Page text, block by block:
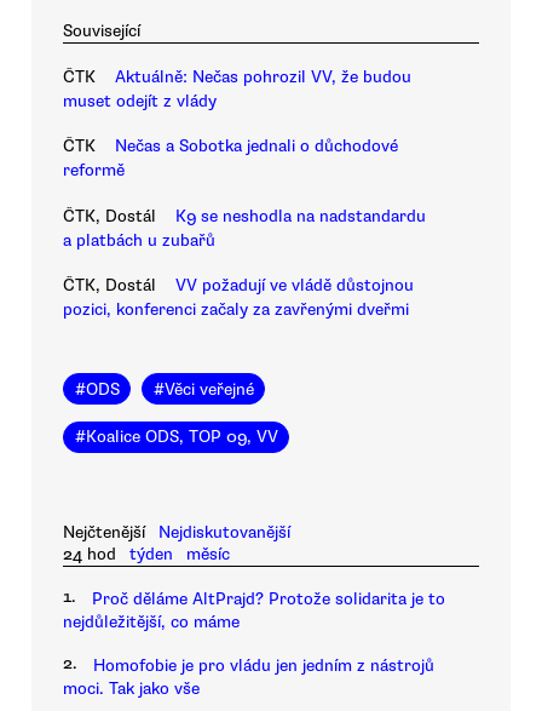
Související
ČTK
Aktuálně: Nečas pohrozil VV, že budou
muset odejít z vlády
ČTK
Nečas a Sobotka jednali o důchodové
reformě
ČTK, Dostál
K9 se neshodla na nadstandardu
a platbách u zubařů
ČTK, Dostál
VV požadují ve vládě důstojnou
pozici, konferenci začaly za zavřenými dveřmi
#ODS #Věci veřejné
#Koalice ODS, TOP 09, VV
Nejčtenější
Nejdiskutovanější
24 hod
týden měsíc
1.
Proč děláme AltPrajd? Protože solidarita je to
nejdůležitější, co máme
2.
Homofobie je pro vládu jen jedním z nástrojů
moci. Tak jako vše